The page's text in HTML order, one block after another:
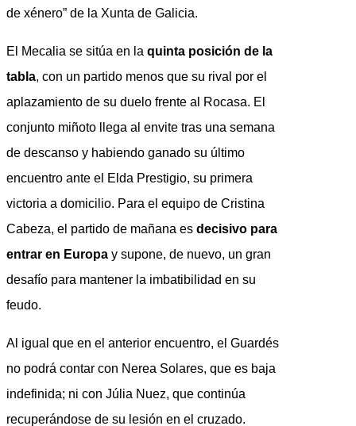
de xénero” de la Xunta de Galicia.
El Mecalia se sitúa en la quinta posición de la
tabla, con un partido menos que su rival por el
aplazamiento de su duelo frente al Rocasa. El
conjunto miñoto llega al envite tras una semana
de descanso y habiendo ganado su último
encuentro ante el Elda Prestigio, su primera
victoria a domicilio. Para el equipo de Cristina
Cabeza, el partido de mañana es decisivo para
entrar en Europa y supone, de nuevo, un gran
desafío para mantener la imbatibilidad en su
feudo.
Al igual que en el anterior encuentro, el Guardés
no podrá contar con Nerea Solares, que es baja
indefinida; ni con Júlia Nuez, que continúa
recuperándose de su lesión en el cruzado.